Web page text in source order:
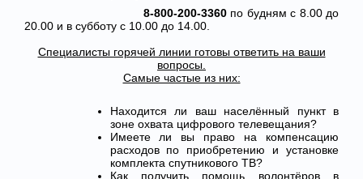
8-800-200-3360по будням с 8.00 до
20.00 и в субботу с 10.00 до 14.00.
Специалисты горячей линии готовы ответить на ваши
вопросы.
Самые частые из них:
Находится ли ваш населённый пункт в
зоне охвата цифрового телевещания?
Имеете ли вы право на компенсацию
расходов по приобретению и установке
комплекта спутникового ТВ?
Как получить помощь волонтёров в